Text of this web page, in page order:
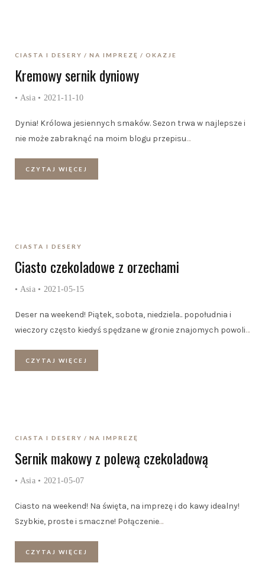
CIASTA I DESERY NA IMPREZĘ OKAZJE
Kremowy sernik dyniowy
• Asia • 2021-11-10
Dynia! Królowa jesiennych smaków. Sezon trwa w najlepsze i
nie może zabraknąć na moim blogu przepisu…
CZYTAJ WIĘCEJ
CIASTA I DESERY
Ciasto czekoladowe z orzechami
• Asia • 2021-05-15
Deser na weekend! Piątek, sobota, niedziela.. popołudnia i
wieczory często kiedyś spędzane w gronie znajomych powoli…
CZYTAJ WIĘCEJ
CIASTA I DESERY NA IMPREZĘ
Sernik makowy z polewą czekoladową
• Asia • 2021-05-07
Ciasto na weekend! Na święta, na imprezę i do kawy idealny!
Szybkie, proste i smaczne! Połączenie…
CZYTAJ WIĘCEJ